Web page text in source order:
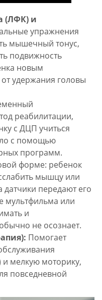
(ЛФК) и
упражнения
мышечный тонус,
подвижность
новым
удержания головы
реабилитации,
с ДЦП учиться
с помощью
программ.
форме: ребенок
мышцу или
датчики передают его
мультфильма или
и
не осознает.
Помогает
мелкую моторику,
повседневной